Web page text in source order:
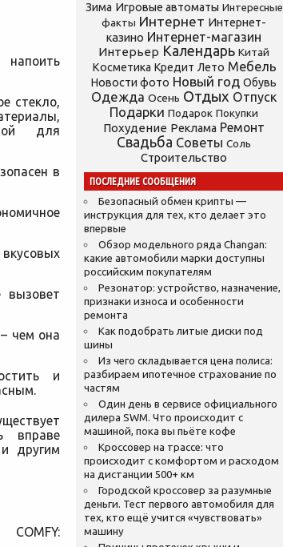
стекло,
для
в
вызовет
чем она
и
вправе
другим
Зима Игровые автоматы Интересные
факты Интернет Интернет-
казино Интернет-магазин
Интерьер Календарь Китай
Косметика Кредит Лето Мебель
Новости фото Новый год Обувь
Одежда Осень Отдых Отпуск
Подарки Подарок Покупки
Похудение Реклама Ремонт
Свадьба Советы Соль
Строительство
ПОСЛЕДНИЕ СООБЩЕНИЯ
Безопасный обмен крипты —
инструкция для тех, кто делает это
впервые
Обзор модельного ряда Changan:
какие автомобили марки доступны
российским покупателям
Резонатор: устройство, назначение,
признаки износа и особенности
ремонта
Как подобрать литые диски под
шины
Из чего складывается цена полиса:
разбираем ипотечное страхование по
частям
Один день в сервисе официального
дилера SWM. Что происходит с
машиной, пока вы пьёте кофе
Кроссовер на трассе: что
происходит с комфортом и расходом
на дистанции 500+ км
Городской кроссовер за разумные
деньги. Тест первого автомобиля для
тех, кто ещё учится «чувствовать»
машину